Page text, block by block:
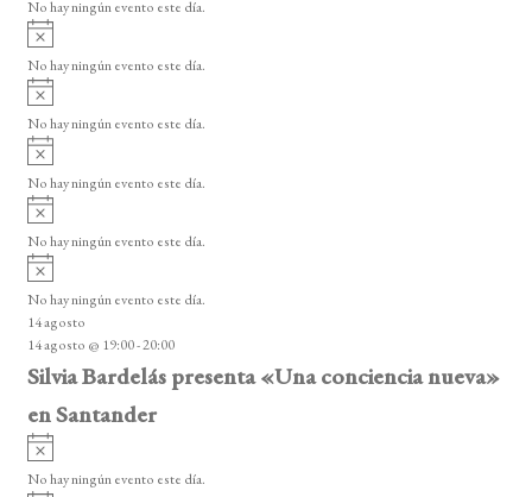
e
n
t
o
s
i
o
No hay ningún evento este día.
A
v
i
o
No hay ningún evento este día.
A
v
i
o
No hay ningún evento este día.
A
v
i
o
No hay ningún evento este día.
A
v
i
o
No hay ningún evento este día.
A
v
i
s
o
No hay ningún evento este día.
14 agosto
14 agosto @ 19:00-20:00
Silvia Bardelás presenta «Una conciencia nueva»
en Santander
A
v
i
No hay ningún evento este día.